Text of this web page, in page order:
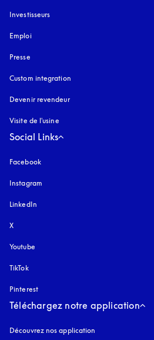
Investisseurs
Emploi
Presse
Custom integration
Devenir revendeur
Visite de l'usine
Social Links
Facebook
Instagram
LinkedIn
X
Youtube
TikTok
Pinterest
Téléchargez notre application
Découvrez nos application